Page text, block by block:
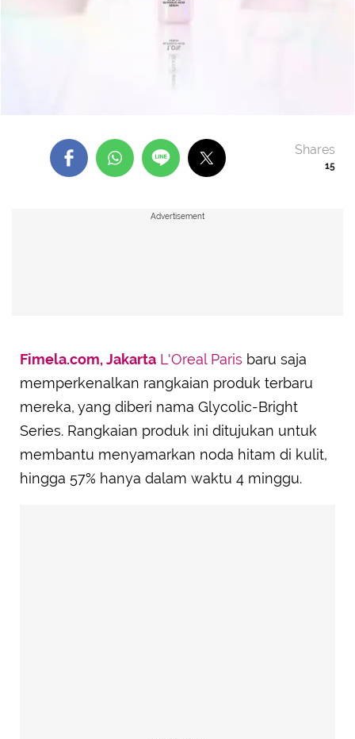
15
Shares
Advertisement
Fimela.com, Jakarta L'Oreal Paris baru saja
memperkenalkan rangkaian produk terbaru
mereka, yang diberi nama Glycolic-Bright
Series. Rangkaian produk ini ditujukan untuk
membantu menyamarkan noda hitam di kulit,
hingga 57% hanya dalam waktu 4 minggu.